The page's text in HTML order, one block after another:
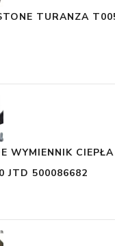
TURANZA
WYMIENNIK
JTD 500086682